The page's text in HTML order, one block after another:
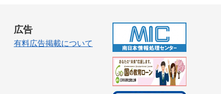
広告
有料広告掲載について